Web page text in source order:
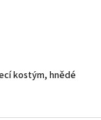
kostým, hnědé